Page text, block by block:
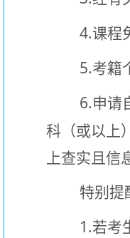
4.课程
5.考籍
6.申请
科（或以上
上查实且
特别提
1.若考